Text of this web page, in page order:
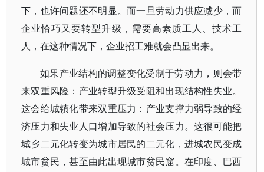
下，也许问题还不明显。而一旦劳动力供应减少，而
企业恰巧又要转型升级，需要高素质工人、技术工
人，在这种情况下，企业招工难就会凸显出来。
如果产业结构的调整变化受制于劳动力，则会带
来双重风险：产业转型升级受阻和出现结构性失业。
这会给城镇化带来双重压力：产业支撑力弱导致的经
济压力和失业人口增加导致的社会压力。这很可能把
城乡二元化转变为城市居民的二元化，进城农民变成
城市贫民，甚至由此出现城市贫民窟。在印度、巴西